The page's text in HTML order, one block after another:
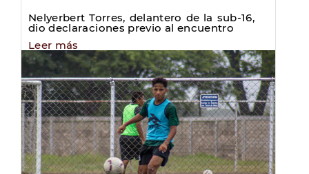
Nelyerbert Torres, delantero de la sub-16,
dio declaraciones previo al encuentro
Leer más